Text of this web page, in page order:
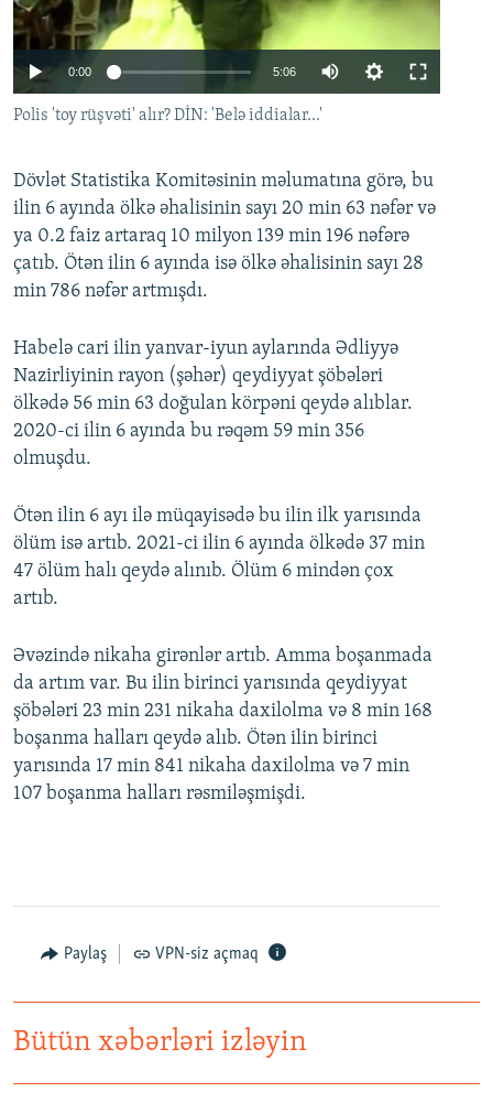
İNFOQRAFIKA
AZƏRBAYCAN ƏDƏBIYYATI KITABXANASI
MISSIYAMIZ
PEŞƏ ETIKASI VƏ JURNALISTIKA STANDARTLARIMIZ
BIZIMLƏ ƏLAQƏ
XƏBƏR BÜLLETENLƏRIMIZ
BIZI IZLƏ
Auto 240p 360p 480p
720p 1080p
0:00 5:06
480p
1080p
Polis 'toy rüşvəti' alır? DİN: 'Belə iddialar...'
Dövlət Statistika Komitəsinin məlumatına görə, bu
ilin 6 ayında ölkə əhalisinin sayı 20 min 63 nəfər və
ya 0.2 faiz artaraq 10 milyon 139 min 196 nəfərə
çatıb. Ötən ilin 6 ayında isə ölkə əhalisinin sayı 28
min 786 nəfər artmışdı.
Habelə cari ilin yanvar-iyun aylarında Ədliyyə
Nazirliyinin rayon (şəhər) qeydiyyat şöbələri
ölkədə 56 min 63 doğulan körpəni qeydə alıblar.
2020-ci ilin 6 ayında bu rəqəm 59 min 356
olmuşdu.
Ötən ilin 6 ayı ilə müqayisədə bu ilin ilk yarısında
ölüm isə artıb. 2021-ci ilin 6 ayında ölkədə 37 min
47 ölüm halı qeydə alınıb. Ölüm 6 mindən çox
artıb.
Əvəzində nikaha girənlər artıb. Amma boşanmada
da artım var. Bu ilin birinci yarısında qeydiyyat
şöbələri 23 min 231 nikaha daxilolma və 8 min 168
boşanma halları qeydə alıb. Ötən ilin birinci
yarısında 17 min 841 nikaha daxilolma və 7 min
107 boşanma halları rəsmiləşmişdi.
Paylaş VPN-siz açmaq
Bütün xəbərləri izləyin